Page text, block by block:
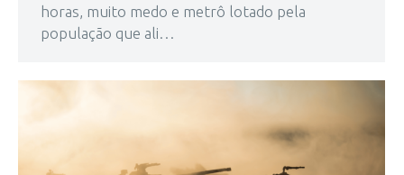
horas, muito medo e metrô lotado pela
população que ali…